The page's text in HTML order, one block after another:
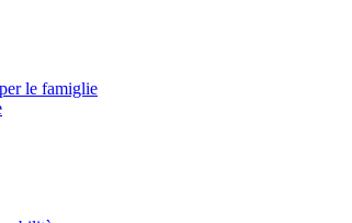
le famiglie